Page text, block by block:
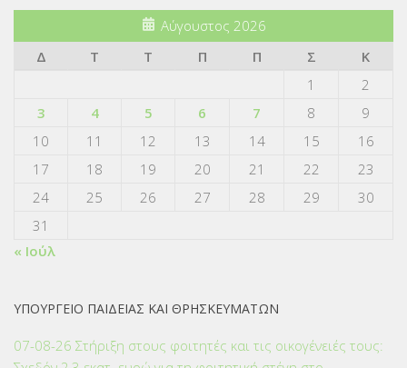
Αύγουστος 2026
Δ
Τ Τ Π Π Σ
Κ
1
2
3
4 5 6 7 8
9
10
11 12 13 14 15
16
17
18 19 20 21 22
23
24
25 26 27 28 29
30
31
« Ιούλ
ΥΠΟΥΡΓΕΙΟ ΠΑΙΔΕΙΑΣ ΚΑΙ ΘΡΗΣΚΕΥΜΑΤΩΝ
07-08-26 Στήριξη στους φοιτητές και τις οικογένειές τους: